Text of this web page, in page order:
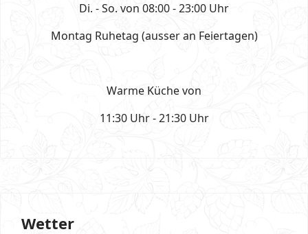
Di. - So. von 08:00 - 23:00 Uhr
Montag Ruhetag (ausser an Feiertagen)
Warme Küche von
11:30 Uhr - 21:30 Uhr
Wetter